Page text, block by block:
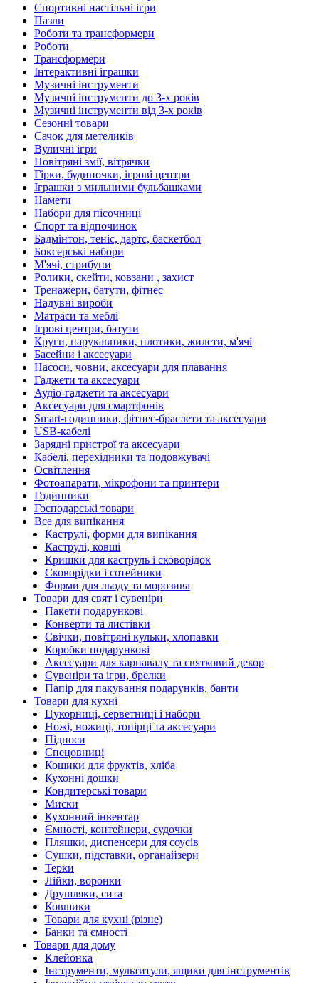
Спортивні настільні ігри
Пазли
Роботи та трансформери
Роботи
Трансформери
Інтерактивні іграшки
Музичні інструменти
Музичні інструменти до 3-х років
Музичні інструменти від 3-х років
Сезонні товари
Сачок для метеликів
Вуличні ігри
Повітряні змії, вітрячки
Гірки, будиночки, ігрові центри
Іграшки з мильними бульбашками
Намети
Набори для пісочниці
Спорт та відпочинок
Бадмінтон, теніс, дартс, баскетбол
Боксерські набори
М'ячі, стрибуни
Ролики, скейти, ковзани , захист
Тренажери, батути, фітнес
Надувні вироби
Матраси та меблі
Ігрові центри, батути
Круги, нарукавники, плотики, жилети, м'ячі
Басейни і аксесуари
Насоси, човни, аксесуари для плавання
Гаджети та аксесуари
Аудіо-гаджети та аксесуари
Аксесуари для смартфонів
Smart-годинники, фітнес-браслети та аксесуари
USB-кабелі
Зарядні пристрої та аксесуари
Кабелі, перехідники та подовжувачі
Освітлення
Фотоапарати, мікрофони та принтери
Годинники
Господарські товари
Все для випікання
Каструлі, форми для випікання
Каструлі, ковші
Кришки для каструль і сковорідок
Сковорідки і сотейники
Форми для льоду та морозива
Товари для свят і сувеніри
Пакети подарункові
Конверти та листівки
Свічки, повітряні кульки, хлопавки
Коробки подарункові
Аксесуари для карнавалу та святковий декор
Сувеніри та ігри, брелки
Папір для пакування подарунків, банти
Товари для кухні
Цукорниці, серветниці і набори
Ножі, ножиці, топірці та аксесуари
Підноси
Спецовниці
Кошики для фруктів, хліба
Кухонні дошки
Кондитерські товари
Миски
Кухонний інвентар
Ємності, контейнери, судочки
Пляшки, диспенсери для соусів
Сушки, підставки, органайзери
Терки
Лійки, воронки
Друшляки, сита
Ковшики
Товари для кухні (різне)
Банки та ємності
Товари для дому
Клейонка
Інструменти, мультитули, ящики для інструментів